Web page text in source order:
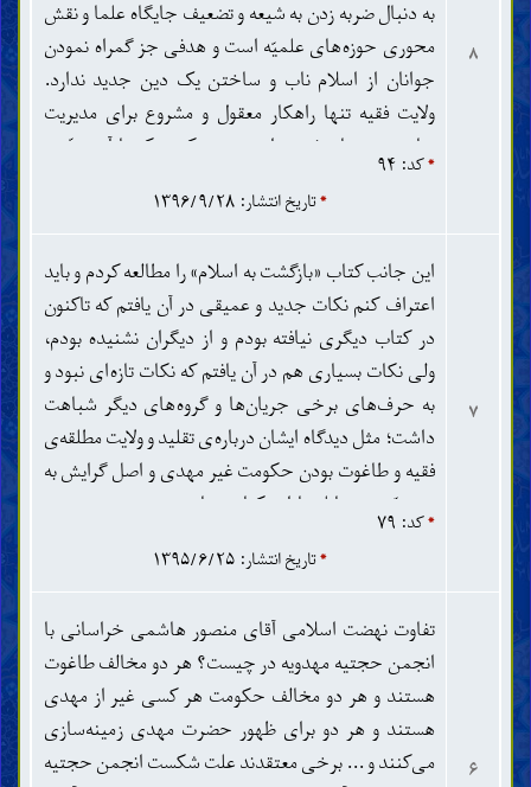
۸
به دنبال ضربه زدن به شیعه و تضعیف جایگاه علما و نقش
محوری حوزه‌های علمیّه است و هدفی جز گمراه نمودن
جوانان از اسلام ناب و ساختن یک دین جدید ندارد.
ولایت فقیه تنها راهکار معقول و مشروع برای مدیریت
جامعه در زمان غیبت است و هر کسی که با آن ضدّیت
می‌کند منحرف است. *کد: ۹۴
*تاریخ انتشار: ۱۳۹۶/۹/۲۸
۷
این جانب کتاب «بازگشت به اسلام» را مطالعه کردم و باید
اعتراف کنم نکات جدید و عمیقی در آن یافتم که تاکنون
در کتاب دیگری نیافته بودم و از دیگران نشنیده بودم،
ولی نکات بسیاری هم در آن یافتم که نکات تازه‌ای نبود و
به حرف‌های برخی جریان‌ها و گروه‌های دیگر شباهت
داشت؛ مثل دیدگاه ایشان درباره‌ی تقلید و ولایت مطلقه‌ی
فقیه و طاغوت بودن حکومت غیر مهدی و اصل گرایش به
مهدویّت و مقابله با استکبار جهانی و دعوت به وحدت
اسلامی و شعار البیعة لله و ... که در برخی جریان‌ها و
گروه‌های دیگر هم مشاهده می‌شود و عامل مهمّی برای
شباهت‌ها را مشاهده می‌کنند با خود می‌گویند که لابد
این جریان هم مثل همان جریان‌هاست! مایل بودم بدانم
توجیه شما درباره‌ی این مشابهت‌ها چیست؟!
*کد: ۷۹
*تاریخ انتشار: ۱۳۹۵/۶/۲۵
۶
تفاوت نهضت اسلامی آقای منصور هاشمی خراسانی با
انجمن حجتیه مهدویه در چیست؟ هر دو مخالف طاغوت
هستند و هر دو مخالف حکومت هر کسی غیر از مهدی
هستند و هر دو برای ظهور حضرت مهدی زمینه‌سازی
می‌کنند و ... برخی معتقدند علت شکست انجمن حجتیه